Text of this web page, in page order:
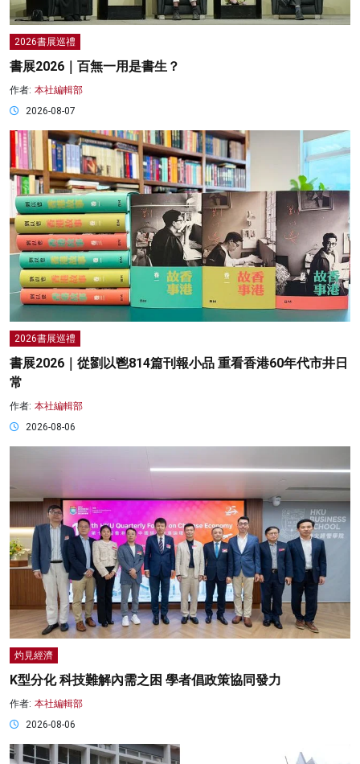
2026書展巡禮
書展2026｜百無一用是書生？
作者: 本社編輯部
2026-08-07
2026書展巡禮
書展2026｜從劉以鬯814篇刊報小品 重看香港60年代市井日
常
作者: 本社編輯部
2026-08-06
灼見經濟
K型分化 科技難解內需之困 學者倡政策協同發力
作者: 本社編輯部
2026-08-06